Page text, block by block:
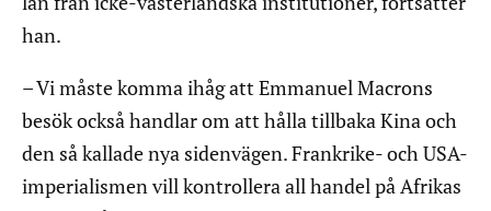
han.
– Vi måste komma ihåg att Emmanuel Macrons
besök också handlar om att hålla tillbaka Kina och
den så kallade nya sidenvägen. Frankrike- och USA-
imperialismen vill kontrollera all handel på Afrikas